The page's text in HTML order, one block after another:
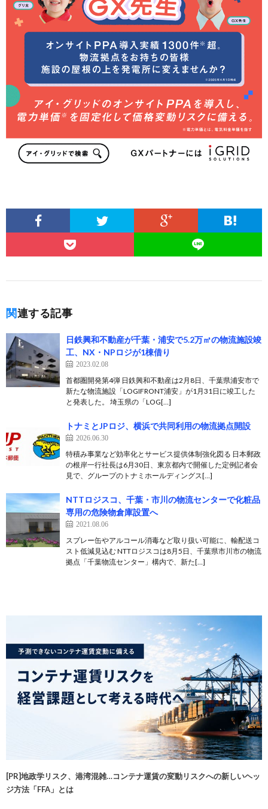
関連する記事
日鉄興和不動産が千葉・浦安で5.2万㎡の物流施設竣
工、NX・NPロジが1棟借り
2023.02.08
首都圏開発第4弾 日鉄興和不動産は2月8日、千葉県浦安市で
新たな物流施設「LOGIFRONT浦安」が1月31日に竣工した
と発表した。 埼玉県の「LOG[…]
トナミとJPロジ、横浜で共同利用の物流拠点開設
2026.06.30
特積み事業など効率化とサービス提供体制強化図る 日本郵政
の根岸一行社長は6月30日、東京都内で開催した定例記者会
見で、グループのトナミホールディングス[…]
NTTロジスコ、千葉・市川の物流センターで化粧品
専用の危険物倉庫設置へ
2021.08.06
スプレー缶やアルコール消毒など取り扱い可能に、輸配送コ
スト低減見込む NTTロジスコは8月5日、千葉県市川市の物流
拠点「千葉物流センター」構内で、新た[…]
[PR]地政学リスク、港湾混雑…コンテナ運賃の変動リスクへの新しいヘッ
ジ方法「FFA」とは